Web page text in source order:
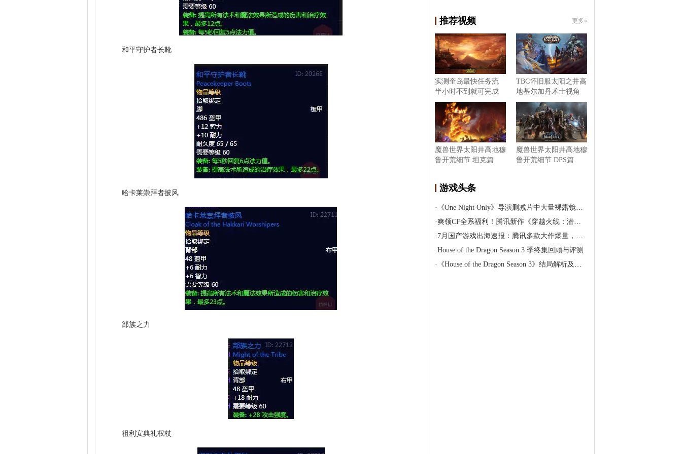
和平守护者长靴
哈卡莱崇拜者披风
部族之力
祖利安典礼权杖
推荐视频 更多»
实测奎岛最快任务流
半小时不到就可完成
TBC怀旧服太阳之井高
地基尔加丹术士视角
魔兽世界太阳井高地穆
鲁开荒细节 坦克篇
魔兽世界太阳井高地穆
鲁开荒细节 DPS篇
游戏头条
·
《One Night Only》导演删减片中大量裸露镜头，称现代观众已不再喜欢看到这类内容
·爽领CF全系福利！腾讯新作《穿越火线：潜伏》全网预约开启
· 7月国产游戏出海速报：腾讯多款大作爆量，热门老游集体回暖
·House of the Dragon Season 3 季终集回顾与评测
·
《House of the Dragon Season 3》结局解析及原著差异